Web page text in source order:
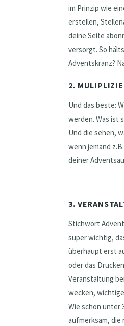
im Prinzip wie
erstellen,
deine Seite
versorgt. So
Adventskranz?
2.
Und das beste:
werden. Was ist
Und die sehen,
wenn jemand
deiner
3.
Stichwort
super wichtig,
überhaupt erst
oder das
Veranstaltung
wecken,
Wie schon unter
aufmerksam, die